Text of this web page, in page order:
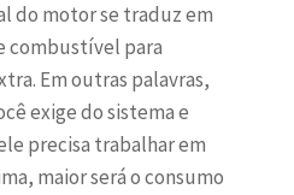
do motor se traduz em
combustível para
Em outras palavras,
exige do sistema e
precisa trabalhar em
maior será o consumo